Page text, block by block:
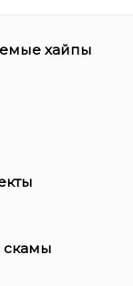
хайпы
скамы